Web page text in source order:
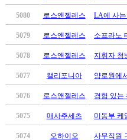
minky
합
체
안
브
5080 로스앤젤레스 LA에 사
5079 로스앤젤레스 소프라노
5078 로스앤젤레스 지휘자 청
5077 캘리포니아 양로원에
5076 로스앤젤레스 경험 있는
5075 매사추세츠 미동부 케
5074 오하이오 사무직원